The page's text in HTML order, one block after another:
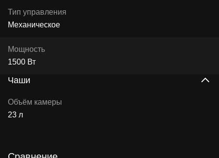
Тип управления
Механическое
Мощность
1500 Вт
Чаши
Объём камеры
23 л